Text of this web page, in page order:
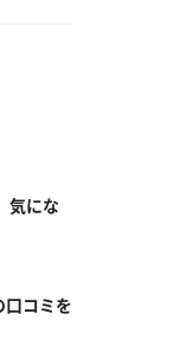
気にな
コミを